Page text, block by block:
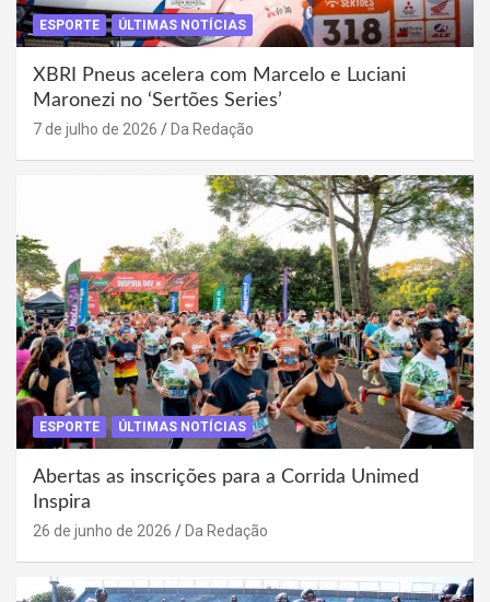
ESPORTE ÚLTIMAS NOTÍCIAS
XBRI Pneus acelera com Marcelo e Luciani
Maronezi no ‘Sertões Series’
7 de julho de 2026 Da Redação
ESPORTE ÚLTIMAS NOTÍCIAS
Abertas as inscrições para a Corrida Unimed
Inspira
26 de junho de 2026 Da Redação